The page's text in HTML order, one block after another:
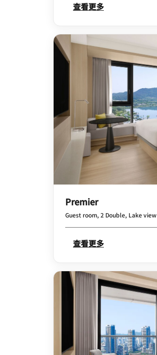
查看更多
Premier
Guest room, 2 Double, Lake view
查看更多